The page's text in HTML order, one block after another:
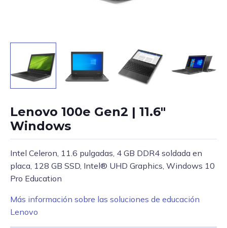
Lenovo 100e Gen2 | 11.6″
Windows
Intel Celeron, 11.6 pulgadas, 4 GB DDR4 soldada en
placa, 128 GB SSD, Intel® UHD Graphics, Windows 10
Pro Education
Más información sobre las soluciones de educación
Lenovo